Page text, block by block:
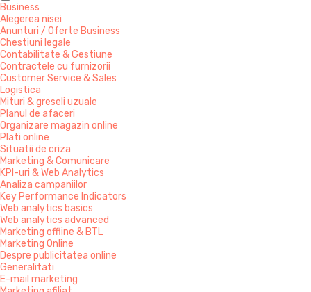
Business
Alegerea nisei
Anunturi / Oferte Business
Chestiuni legale
Contabilitate & Gestiune
Contractele cu furnizorii
Customer Service & Sales
Logistica
Mituri & greseli uzuale
Planul de afaceri
Organizare magazin online
Plati online
Situatii de criza
Marketing & Comunicare
KPI-uri & Web Analytics
Analiza campaniilor
Key Performance Indicators
Web analytics basics
Web analytics advanced
Marketing offline & BTL
Marketing Online
Despre publicitatea online
Generalitati
E-mail marketing